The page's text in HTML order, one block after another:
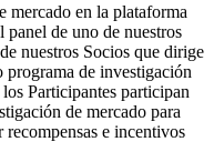
mercado en la plataforma
panel de uno de nuestros
nuestros Socios que dirige
programa de investigación
Participantes participan
de mercado para
e incentivos